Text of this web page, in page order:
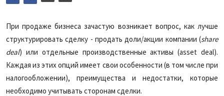
База знаний
Подписка
При продаже бизнеса зачастую возникает вопрос, как лучше
структурировать сделку - продать доли/акции компании (share
deal) или отдельные производственные активы (asset deal).
Каждая из этих опций имеет свои особенности (в том числе при
налогообложении), преимущества и недостатки, которые
необходимо учитывать сторонам сделки.